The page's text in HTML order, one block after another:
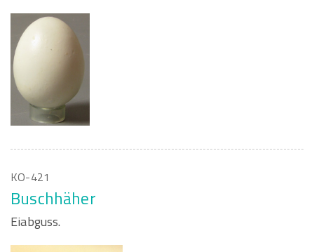
KO-421
Buschhäher
Eiabguss.